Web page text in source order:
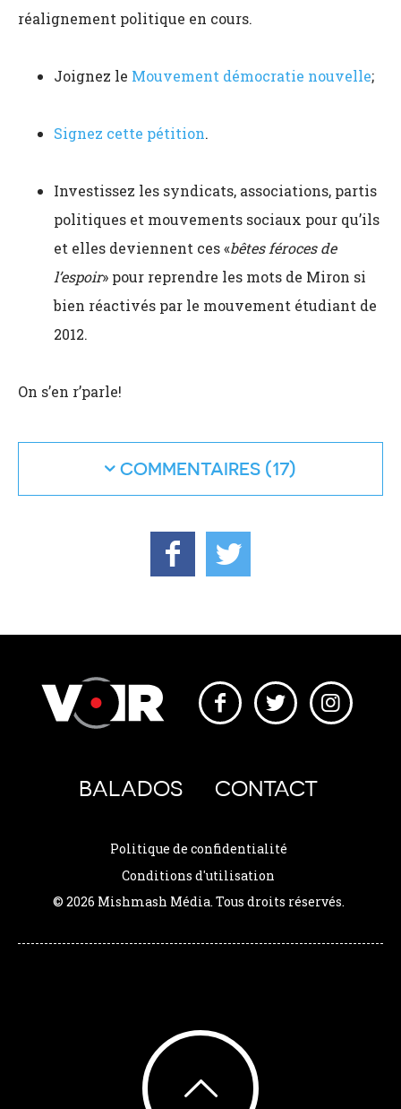
réalignement politique en cours.
Joignez le Mouvement démocratie nouvelle;
Signez cette pétition.
Investissez les syndicats, associations, partis
politiques et mouvements sociaux pour qu’ils
et elles deviennent ces «bêtes féroces de
l’espoir» pour reprendre les mots de Miron si
bien réactivés par le mouvement étudiant de
2012.
On s’en r’parle!
COMMENTAIRES
BALADOS CONTACT
Politique de confidentialité
Conditions d'utilisation
© 2026 Mishmash Média. Tous droits réservés.